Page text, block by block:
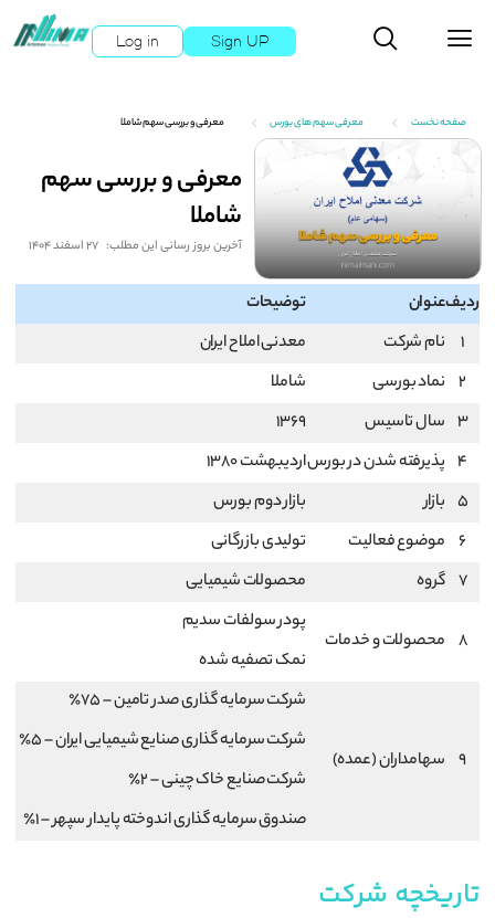
Log in Sign UP
صفحه نخست معرفی سهم های بورس معرفی و بررسی سهم شاملا
معرفی و بررسی سهم
شاملا
آخرین بروز رسانی این مطلب: 27 اسفند 1404
ردیفعنوان
توضیحات
1
نام شرکت
معدنی املاح ایران
2 نماد بورسی
شاملا
3 سال تاسیس
1369
4 پذیرفته شدن در بورساردیبهشت 1380
5 بازار
بازار دوم بورس
6 موضوع فعالیت
تولیدی بازرگانی
7 گروه محصولات شیمیایی
8 محصولات و خدمات
پودر سولفات سدیم
نمک تصفیه شده
9 سهامداران (عمده)
شرکت سرمایه گذاری صدر تامین – 75٪
شرکت سرمایه گذاری صنایع شیمیایی ایران – 5٪
شرکت صنایع خاک چینی – 2٪
صندوق سرمایه گذاری اندوخته پایدار سپهر – 1٪
تاریخچه شرکت